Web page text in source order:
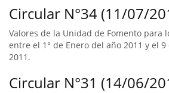
Circular N°34 (11/07/
Valores de la Unidad de Fomento para
entre el 1° de Enero del año 2011 y el
2011.
Circular N°31 (14/06/